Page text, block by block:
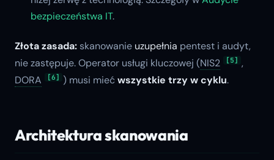
bezpieczeństwa IT.
Złota zasada: skanowanie uzupełnia pentest i audyt,
nie zastępuje. Operator usługi kluczowej (NIS2 [5] ,
DORA
[6] ) musi miećwszystkie trzy w cyklu.
Architektura skanowania